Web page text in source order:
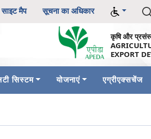
साइट मैप सूचना का अधिकार
कृषि और
EXPORT
सिस्टम योजनाएं एग्रीएक्सचेंज